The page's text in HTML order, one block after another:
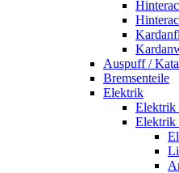
Auspuff /
Bremsenteile
Elektrik
Elektrik
Elektrik